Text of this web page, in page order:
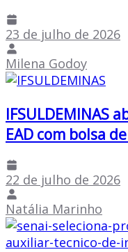
23 de julho de 2026
Milena Godoy
IFSULDEMINAS
EAD com bolsa
22 de julho de 2026
Natália Marinho